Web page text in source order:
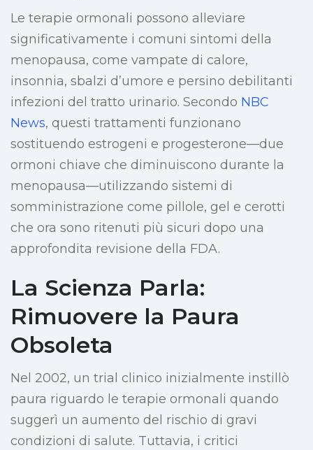
Le terapie ormonali possono alleviare
significativamente i comuni sintomi della
menopausa, come vampate di calore,
insonnia, sbalzi d’umore e persino debilitanti
infezioni del tratto urinario. Secondo NBC
News, questi trattamenti funzionano
sostituendo estrogeni e progesterone—due
ormoni chiave che diminuiscono durante la
menopausa—utilizzando sistemi di
somministrazione come pillole, gel e cerotti
che ora sono ritenuti più sicuri dopo una
approfondita revisione della FDA.
La Scienza Parla:
Rimuovere la Paura
Obsoleta
Nel 2002, un trial clinico inizialmente instillò
paura riguardo le terapie ormonali quando
suggerì un aumento del rischio di gravi
condizioni di salute. Tuttavia, i critici